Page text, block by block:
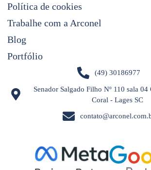
Política de cookies
Trabalhe com a Arconel
Blog
Portfólio
(49) 30186977
Senador Salgado Filho Nº 110 sala 04
Coral - Lages SC